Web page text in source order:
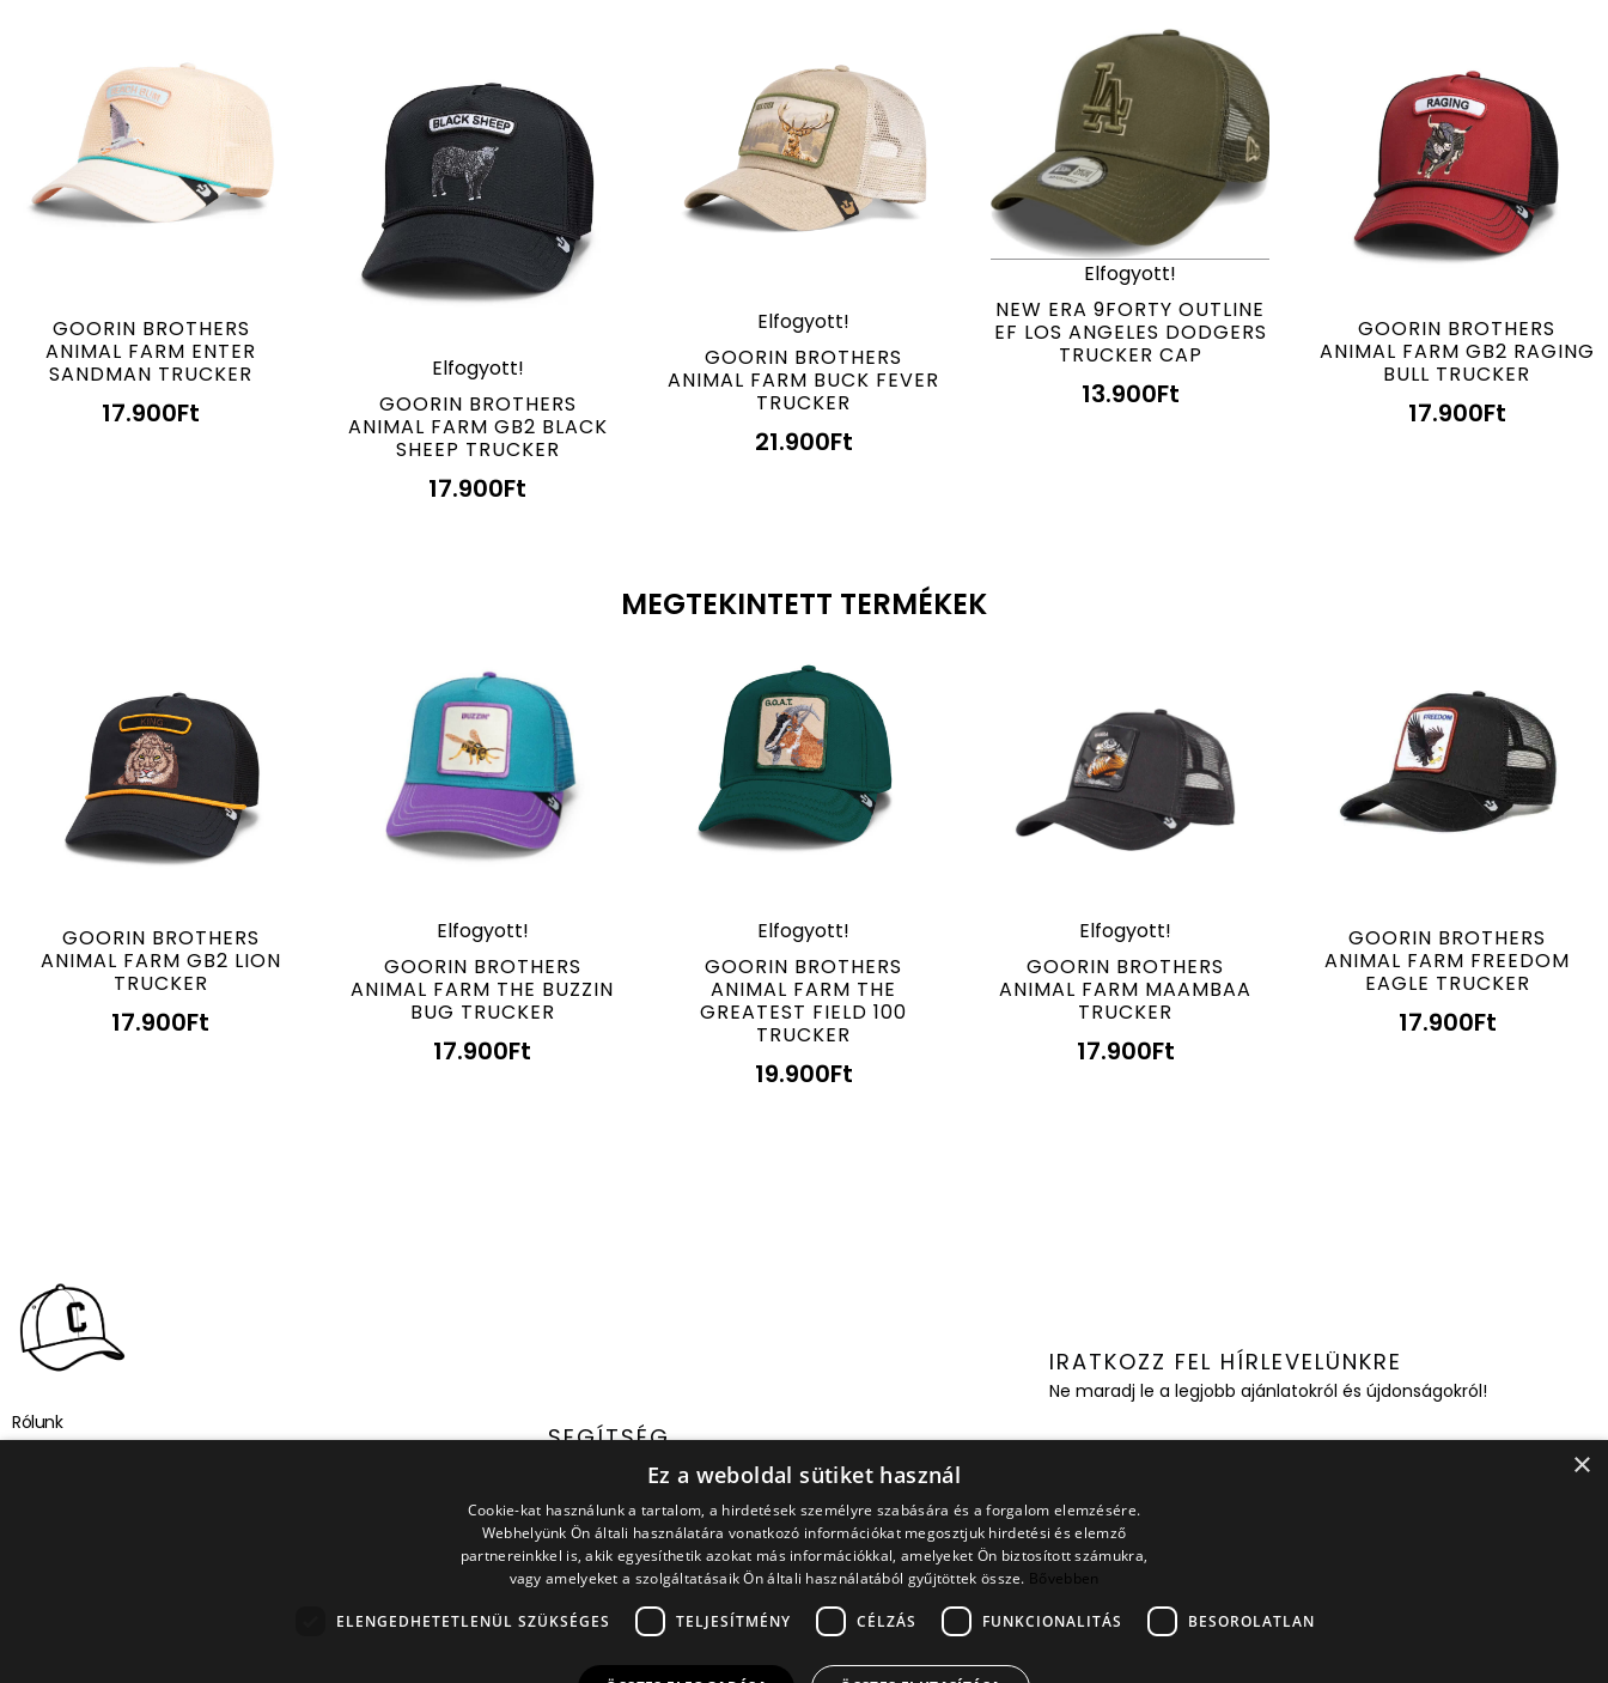
GOORIN BROTHERS
ANIMAL FARM ENTER
SANDMAN TRUCKER
17.900Ft
Elfogyott!
GOORIN BROTHERS
ANIMAL FARM GB2 BLACK
SHEEP TRUCKER
17.900Ft
Elfogyott!
GOORIN BROTHERS
ANIMAL FARM BUCK FEVER
TRUCKER
21.900Ft
Elfogyott!
NEW ERA 9FORTY OUTLINE
EF LOS ANGELES DODGERS
TRUCKER CAP
13.900Ft
GOORIN BROTHERS
ANIMAL FARM GB2 RAGING
BULL TRUCKER
17.900Ft
MEGTEKINTETT TERMÉKEK
GOORIN BROTHERS
ANIMAL FARM GB2 LION
TRUCKER
17.900Ft
Elfogyott!
GOORIN BROTHERS
ANIMAL FARM THE BUZZIN
BUG TRUCKER
17.900Ft
Elfogyott!
GOORIN BROTHERS
ANIMAL FARM THE
GREATEST FIELD 100
TRUCKER
19.900Ft
Elfogyott!
GOORIN BROTHERS
ANIMAL FARM MAAMBAA
TRUCKER
17.900Ft
GOORIN BROTHERS
ANIMAL FARM FREEDOM
EAGLE TRUCKER
17.900Ft
Rólunk
SEGÍTSÉG
Fizetési Módok
Szállítás
IRATKOZZ FEL HÍRLEVELÜNKRE
Ne maradj le a legjobb ajánlatokról és újdonságokról!
A feliratkozással elfogadom az Adatkezelési Tájékoztatót és
az Általános Szerződési Feltételeket.
×
Ez a weboldal sütiket használ
Cookie-kat használunk a tartalom, a hirdetések személyre szabására és a forgalom elemzésére.
Webhelyünk Ön általi használatára vonatkozó információkat megosztjuk hirdetési és elemző
partnereinkkel is, akik egyesíthetik azokat más információkkal, amelyeket Ön biztosított számukra,
vagy amelyeket a szolgáltatásaik Ön általi használatából gyűjtöttek össze. Bővebben
ELENGEDHETETLENÜL SZÜKSÉGES TELJESÍTMÉNY CÉLZÁS FUNKCIONALITÁS BESOROLATLAN